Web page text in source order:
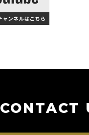
CONTACT